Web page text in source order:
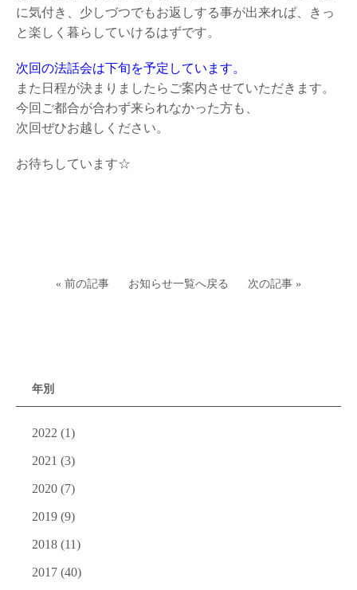
に気付き、少しづつでもお返しする事が出来れば、きっ
と楽しく暮らしていけるはずです。
次回の法話会は下旬を予定しています。
また日程が決まりましたらご案内させていただきます。
今回ご都合が合わず来られなかった方も、
次回ぜひお越しください。
お待ちしています☆
« 前の記事 お知らせ一覧へ戻る 次の記事 »
年別
2022 (1)
2021 (3)
2020 (7)
2019 (9)
2018 (11)
2017 (40)